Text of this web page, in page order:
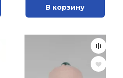
В корзину